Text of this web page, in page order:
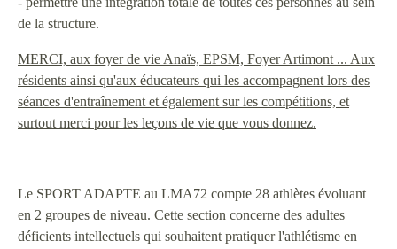
de la structure.
MERCI, aux foyer de vie Anaïs, EPSM, Foyer Artimont ... Aux
résidents ainsi qu'aux éducateurs qui les accompagnent lors des
séances d'entraînement et également sur les compétitions, et
surtout merci pour les leçons de vie que vous donnez.
Le SPORT ADAPTE au LMA72 compte 28 athlètes évoluant
en 2 groupes de niveau. Cette section concerne des adultes
déficients intellectuels qui souhaitent pratiquer l'athlétisme en